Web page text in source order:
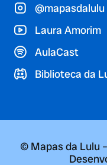
@mapasdalulu
Laura Amorim
AulaCast
Biblioteca da
© Mapas da Lulu